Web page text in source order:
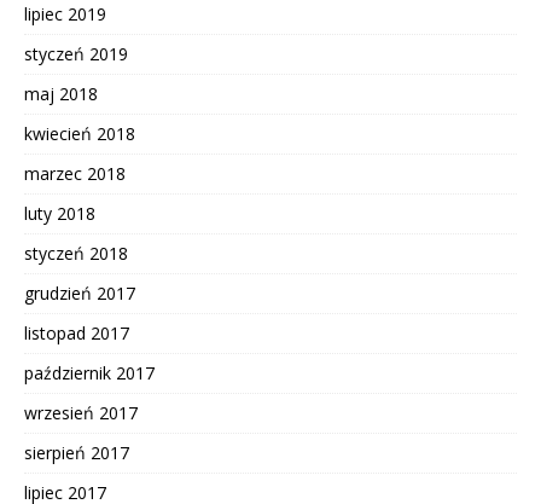
lipiec 2019
styczeń 2019
maj 2018
kwiecień 2018
marzec 2018
luty 2018
styczeń 2018
grudzień 2017
listopad 2017
październik 2017
wrzesień 2017
sierpień 2017
lipiec 2017